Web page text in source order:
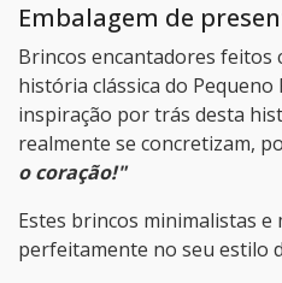
Embalagem de
Brincos encantadores feitos
história clássica do Pequeno
inspiração por trás desta
realmente se concretizam,
o coração!"
Estes brincos minimalistas e
perfeitamente no seu estilo